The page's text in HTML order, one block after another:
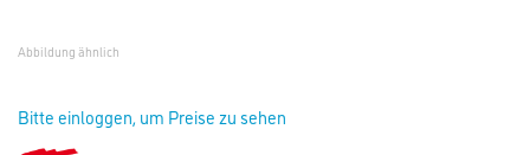
Abbildung ähnlich
Bitte einloggen, um Preise zu sehen